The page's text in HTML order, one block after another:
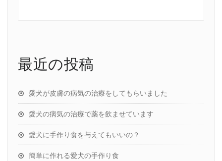
最近の投稿
愛犬が皮膚の病気の治療をしてもらいました
愛犬の病気の治療で薬を飲ませています
愛犬に手作り食を与えてもいいの？
簡単に作れる愛犬の手作り食